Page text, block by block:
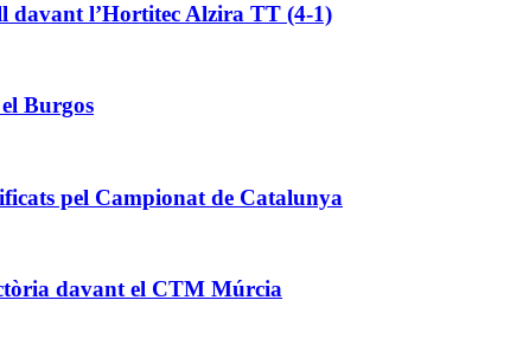
davant l’Hortitec Alzira TT (4-1)
Burgos
pel Campionat de Catalunya
davant el CTM Múrcia